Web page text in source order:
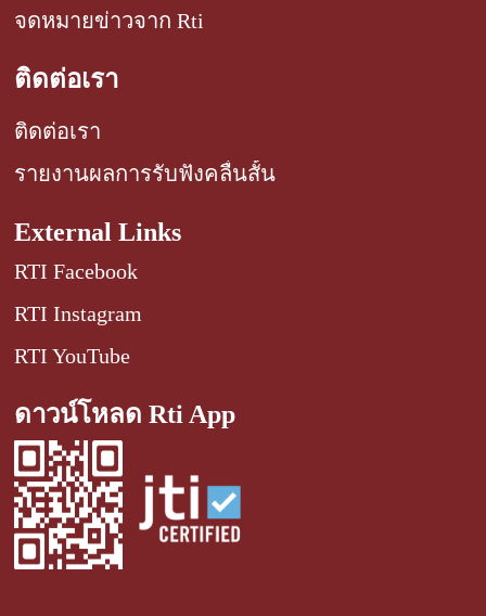
จดหมายข่าวจาก Rti
ติดต่อเรา
ติดต่อเรา
รายงานผลการรับฟังคลื่นสั้น
External Links
RTI Facebook
RTI Instagram
RTI YouTube
ดาวน์โหลด Rti App